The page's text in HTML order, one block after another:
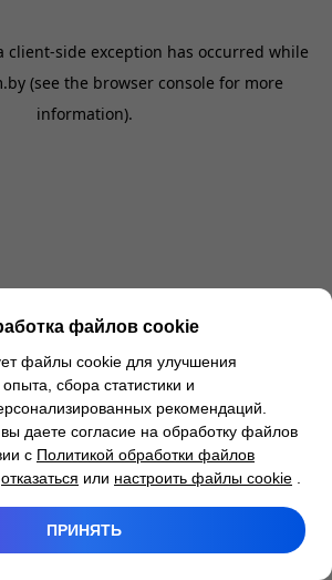
client-side exception has occurred while
(see the browser console for more
information).
файлов cookie
файлы cookie для улучшения
опыта, сбора статистики и
рекомендаций.
даете согласие на обработку файлов
с Политикой обработки файлов
отказаться или настроить файлы cookie
ПРИНЯТЬ